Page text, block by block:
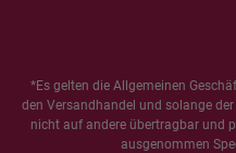
*Es gelten die Allgemeinen
den Versandhandel und solange
nicht auf andere übertragbar und
ausgenommen